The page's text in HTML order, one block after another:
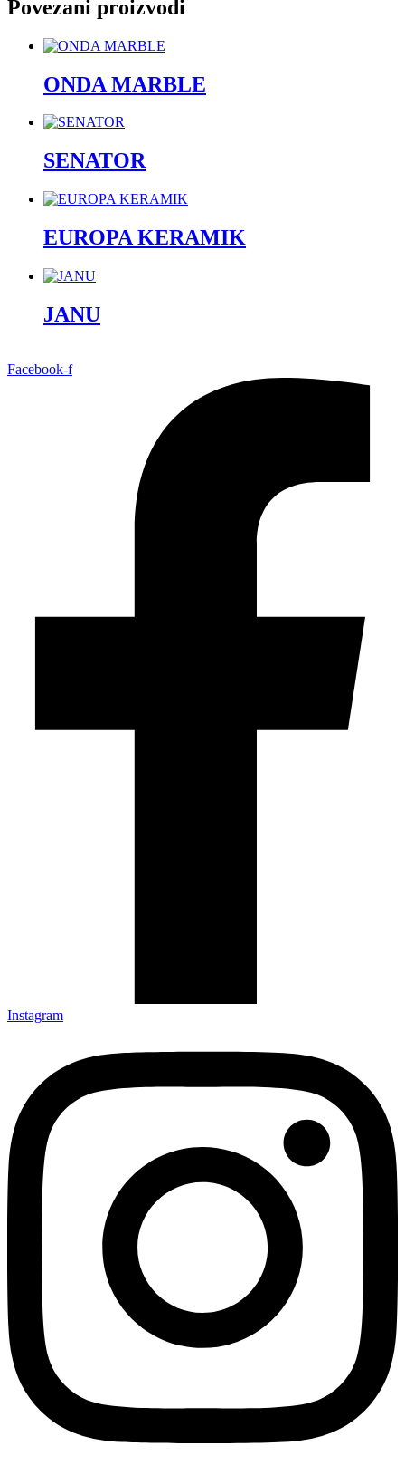
Povezani proizvodi
ONDA MARBLE
SENATOR
EUROPA KERAMIK
JANU
Facebook-f
Instagram